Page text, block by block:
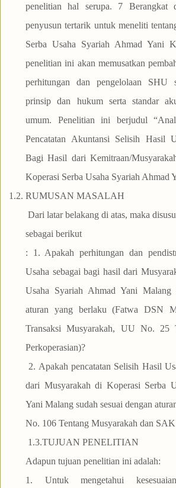
penelitian hal serupa. 7 Berangkat
penyusun tertarik untuk meneliti
Serba Usaha Syariah Ahmad Yani
penelitian ini akan memusatkan
perhitungan dan pengelolaan SHU
prinsip dan hukum serta standar
umum. Penelitian ini berjudul
Pencatatan Akuntansi Selisih Hasil
Bagi Hasil dari Kemitraan/
Koperasi Serba Usaha Syariah Ahmad
1.2. RUMUSAN MASALAH
Dari latar belakang di atas, maka
sebagai berikut
: 1. Apakah perhitungan dan
Usaha sebagai bagi hasil dari
Usaha Syariah Ahmad Yani Malang
aturan yang berlaku (Fatwa DSN
Transaksi Musyarakah, UU No. 25
Perkoperasian)?
2. Apakah pencatatan Selisih Hasil
dari Musyarakah di Koperasi Serba
Yani Malang sudah sesuai dengan
No. 106 Tentang Musyarakah dan
1.3.TUJUAN PENELITIAN
Adapun tujuan penelitian ini adalah:
1. Untuk mengetahui